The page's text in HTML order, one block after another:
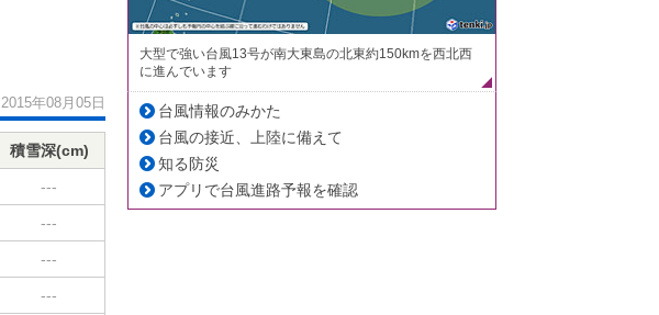
2015年08月05日
積雪深(cm)
---
---
---
---
大型で強い台風13号が南大東島の北東約150kmを西北西
に進んでいます
台風情報のみかた
台風の接近、上陸に備えて
知る防災
アプリで台風進路予報を確認